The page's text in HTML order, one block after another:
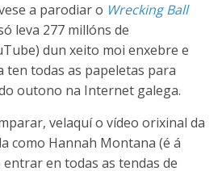
a parodiar o Wrecking Ball
leva 277 millóns de
dun xeito moi enxebre e
ten todas as papeletas para
outono na Internet galega.
velaquí o vídeo orixinal da
como Hannah Montana (é á
en todas as tendas de